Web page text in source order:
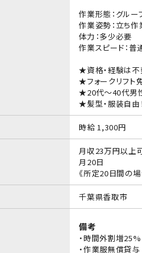
作業形態：グルー
作業姿勢：立ち作
体力：多少必要
作業スピード：普
★資格・経験は不
★フォークリフト
★20代〜40代男
★髪型・服装自由
時給 1,300円
月収23万円以上
月20日
《所定20日間の
千葉県香取市
備考
・時間外割増25%
・作業服無償貸与